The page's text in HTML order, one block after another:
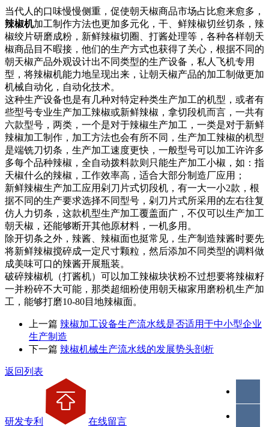
当代人的口味慢慢侧重，促使朝天椒商品市场占比愈来愈多，
辣椒机加工制作方法也更加多元化，干、鲜辣椒切丝切条，辣
椒绞片研磨成粉，新鲜辣椒切圈、打酱处理等，各种各样朝天
椒商品目不暇接，他们的生产方式也获得了关心，根据不同的
朝天椒产品外观设计出不同类型的生产设备，私人飞机专用
型，将辣椒机能力地呈现出来，让朝天椒产品的加工制做更加
机械自动化，自动化技术。
这种生产设备也是有几种对特定种类生产加工的机型，或者有
些型号专业生产加工辣椒或新鲜辣椒，拿切段机而言，一共有
六款型号，两类，一个是对于辣椒生产加工，一类是对于新鲜
辣椒加工制作，加工方法也会有所不同，生产加工辣椒的机型
是端铣刀切条，生产加工速度更快，一般型号可以加工许许多
多每个品种辣椒，全自动拨料款则只能生产加工小椒，如：指
天椒什么的辣椒，工作效率高，适合大部分制造厂应用；
新鲜辣椒生产加工应用剁刀片式切段机，有一大一小2款，根
据不同的生产要求选择不同型号，剁刀片式所采用的左右往复
仿人力切条，这款机型生产加工覆盖面广，不仅可以生产加工
朝天椒，还能够断开其他原材料，一机多用。
除开切条之外，辣酱、辣椒面也挺常见，生产制造辣酱时要先
将新鲜辣椒搅碎成一定尺寸颗粒，然后添加不同类型的调料做
成美味可口的辣酱开展瓶装。
破碎辣椒机（打酱机）可以加工辣椒块状粉不过想要将辣椒籽
一并粉碎不大可能，那类超细粉使用朝天椒家用磨粉机生产加
工，能够打磨10-80目地辣椒面。
上一篇 辣椒加工设备生产流水线是否适用于中小型企业
生产制造
下一篇 辣椒机械生产流水线的发展势头剖析
返回列表
研发专利 在线留言